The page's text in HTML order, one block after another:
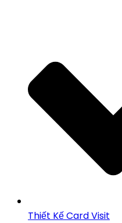
Thiết Kế Card Visit